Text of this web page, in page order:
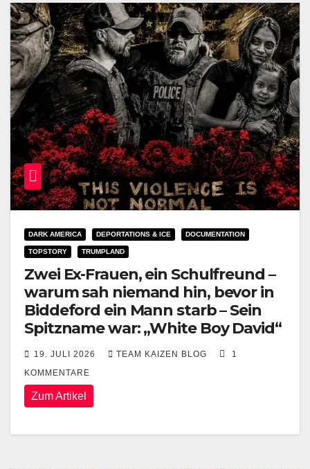
DARK AMERICA DEPORTATIONS & ICE DOCUMENTATION
TOPSTORY TRUMPLAND
Zwei Ex-Frauen, ein Schulfreund –
warum sah niemand hin, bevor in
Biddeford ein Mann starb – Sein
Spitzname war: „White Boy David“
19. JULI 2026 TEAM KAIZEN BLOG
1
KOMMENTARE
Zum Artikel